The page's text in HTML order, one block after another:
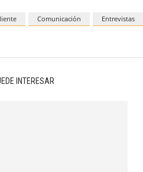
Comunicación Entrevistas
INTERESAR